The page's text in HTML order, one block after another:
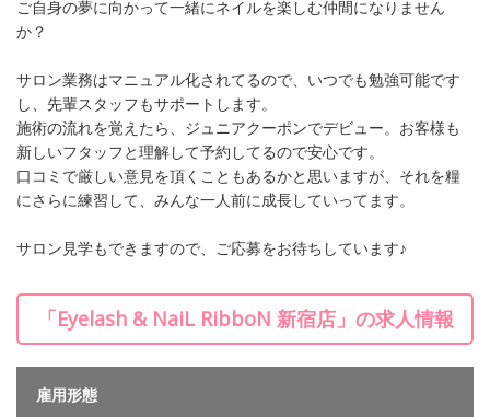
ご自身の夢に向かって一緒にネイルを楽しむ仲間になりません
か？
サロン業務はマニュアル化されてるので、いつでも勉強可能です
し、先輩スタッフもサポートします。
施術の流れを覚えたら、ジュニアクーポンでデビュー。お客様も
新しいフタッフと理解して予約してるので安心です。
口コミで厳しい意見を頂くこともあるかと思いますが、それを糧
にさらに練習して、みんな一人前に成長していってます。
サロン見学もできますので、ご応募をお待ちしています♪
「Eyelash & NaiL RibboN 新宿店」の求人情報
雇用形態